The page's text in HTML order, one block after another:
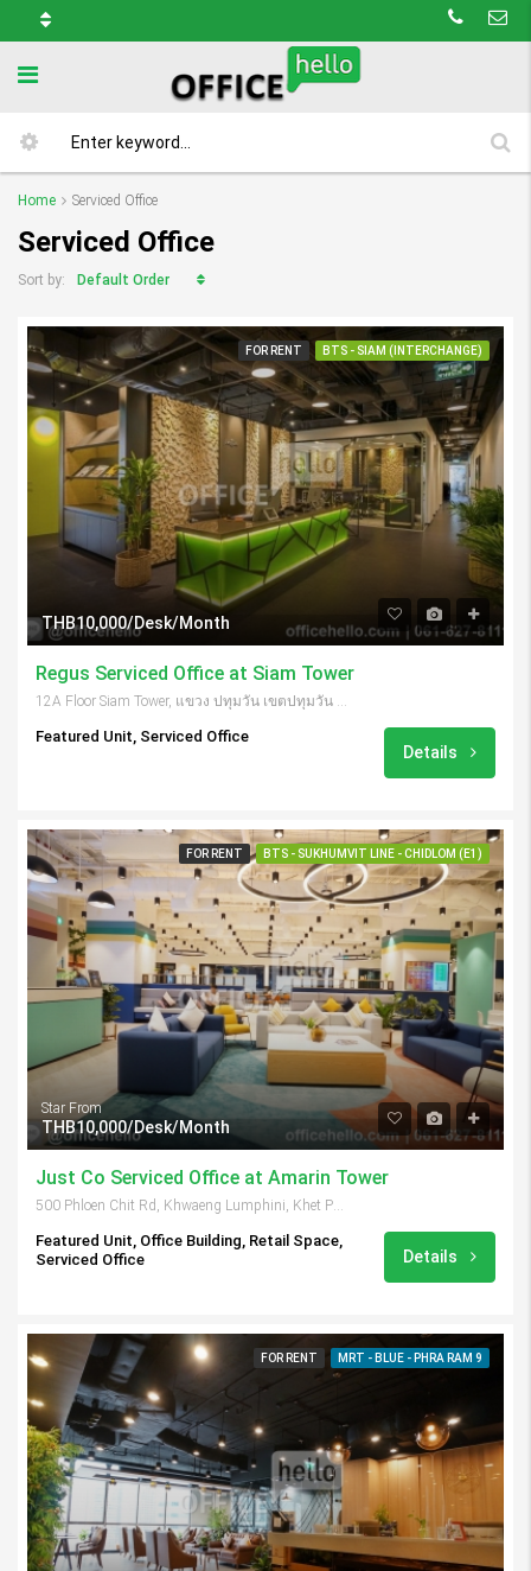
Home Serviced Office
Serviced Office
Sort by: Default Order
FOR RENT BTS - SIAM (INTERCHANGE)
THB10,000/Desk/Month
Regus Serviced Office at Siam Tower
12A Floor Siam Tower, แขวง ปทุมวัน เขตปทุมวัน กรุงเทพมหานคร 10330, Thailand
Featured Unit, Serviced Office
Details
FOR RENT BTS - SUKHUMVIT LINE - CHIDLOM (E1)
Star From
THB10,000/Desk/Month
Just Co Serviced Office at Amarin Tower
Featured Unit, Office Building, Retail Space,
Serviced Office
Details
FOR RENT MRT - BLUE - PHRA RAM 9